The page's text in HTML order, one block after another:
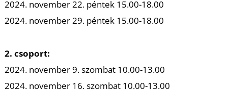
2024. november 22. péntek 15.00-18.00
2024. november 29. péntek 15.00-18.00
2. csoport:
2024. november 9. szombat 10.00-13.00
2024. november 16. szombat 10.00-13.00